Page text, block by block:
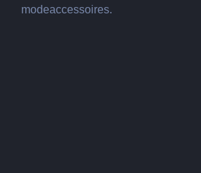
modeaccessoires.